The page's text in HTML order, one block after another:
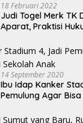
18 Februari 2022
Judi Togel Merk TK
Aparat, Praktisi
14 September 2020
Ibu Idap Kanker
Pemulung Agar